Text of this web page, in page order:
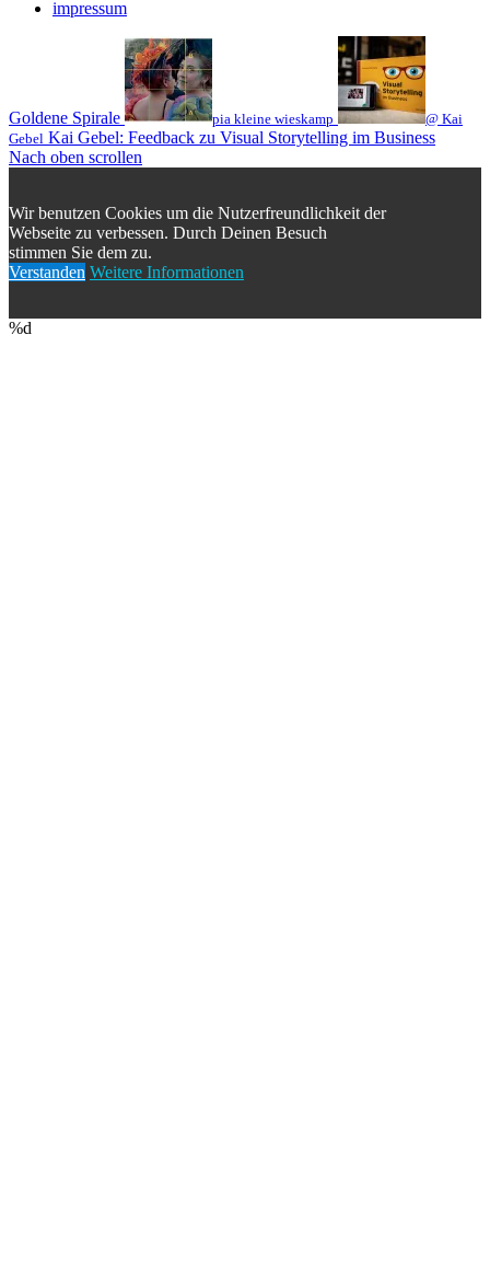
impressum
Goldene Spirale pia kleine wieskamp
@ Kai
Gebel Kai Gebel: Feedback zu Visual Storytelling im Business
Nach oben scrollen
Wir benutzen Cookies um die Nutzerfreundlichkeit der
Webseite zu verbessen. Durch Deinen Besuch
stimmen Sie dem zu.
Verstanden Weitere Informationen
%d